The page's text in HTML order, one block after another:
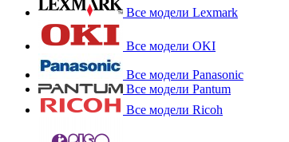
Все модели Lexmark
Все модели OKI
Все модели Panasonic
Все модели Pantum
Все модели Ricoh